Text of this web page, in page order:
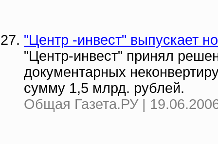
"Центр -инвест" выпускает
"Центр-инвест" принял
документарных
сумму 1,5 млрд. рублей.
Общая Газета.РУ |